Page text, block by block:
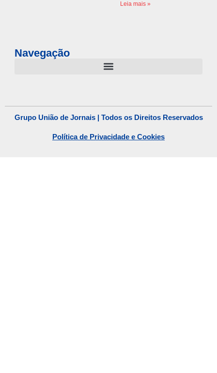
Leia mais »
Navegação
Grupo União de Jornais | Todos os Direitos Reservados
Política de Privacidade e Cookies